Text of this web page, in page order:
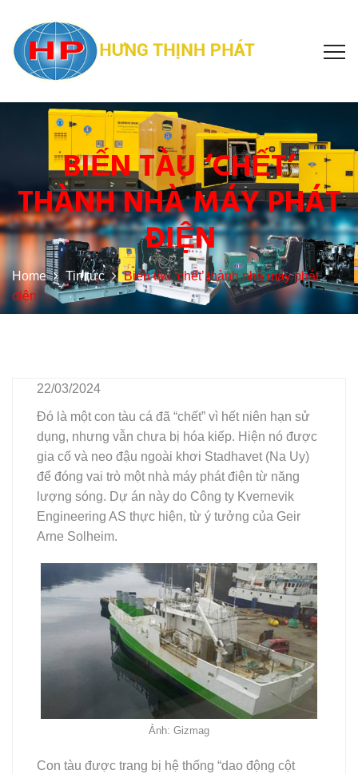
BIẾN TÀU ‘CHẾT’
THÀNH NHÀ MÁY PHÁT
ĐIỆN
Home Tin tức
Biến tàu ‘chết’ thành nhà máy phát
điện
22/03/2024
Đó là một con tàu cá đã “chết” vì hết niên hạn sử
dụng, nhưng vẫn chưa bị hóa kiếp. Hiện nó được
gia cố và neo đậu ngoài khơi Stadhavet (Na Uy)
để đóng vai trò một nhà máy phát điện từ năng
lượng sóng. Dự án này do Công ty Kvernevik
Engineering AS thực hiện, từ ý tưởng của Geir
Arne Solheim.
Ảnh: Gizmag
Con tàu được trang bị hệ thống “dao động cột